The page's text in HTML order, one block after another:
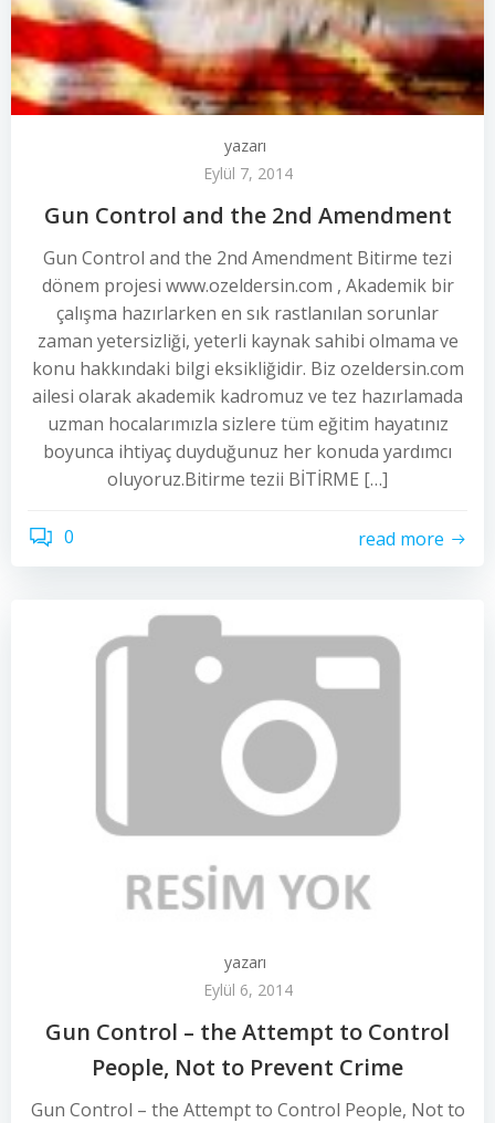
yazarı
Eylül 7, 2014
Gun Control and the 2nd Amendment
Gun Control and the 2nd Amendment Bitirme tezi
dönem projesi www.ozeldersin.com , Akademik bir
çalışma hazırlarken en sık rastlanılan sorunlar
zaman yetersizliği, yeterli kaynak sahibi olmama ve
konu hakkındaki bilgi eksikliğidir. Biz ozeldersin.com
ailesi olarak akademik kadromuz ve tez hazırlamada
uzman hocalarımızla sizlere tüm eğitim hayatınız
boyunca ihtiyaç duyduğunuz her konuda yardımcı
oluyoruz.Bitirme tezii BİTİRME […]
0 read more
yazarı
Eylül 6, 2014
Gun Control – the Attempt to Control
People, Not to Prevent Crime
Gun Control – the Attempt to Control People, Not to